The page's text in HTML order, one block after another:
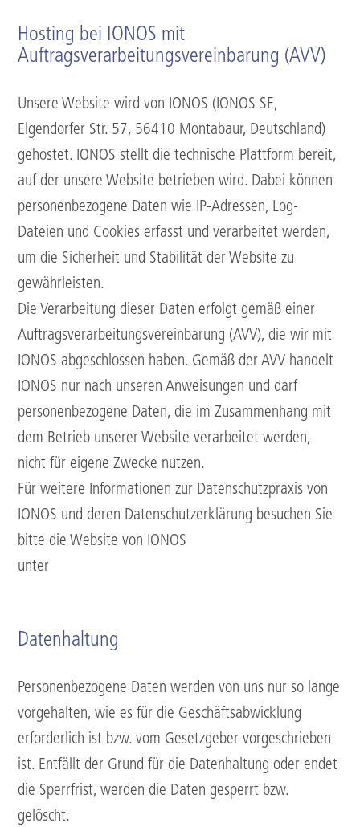
Hosting bei IONOS mit
Auftragsverarbeitungsvereinbarung (AVV)
Unsere Website wird von IONOS (IONOS SE,
Elgendorfer Str. 57, 56410 Montabaur, Deutschland)
gehostet. IONOS stellt die technische Plattform bereit,
auf der unsere Website betrieben wird. Dabei können
personenbezogene Daten wie IP-Adressen, Log-
Dateien und Cookies erfasst und verarbeitet werden,
um die Sicherheit und Stabilität der Website zu
gewährleisten.
Die Verarbeitung dieser Daten erfolgt gemäß einer
Auftragsverarbeitungsvereinbarung (AVV), die wir mit
IONOS abgeschlossen haben. Gemäß der AVV handelt
IONOS nur nach unseren Anweisungen und darf
personenbezogene Daten, die im Zusammenhang mit
dem Betrieb unserer Website verarbeitet werden,
nicht für eigene Zwecke nutzen.
Für weitere Informationen zur Datenschutzpraxis von
IONOS und deren Datenschutzerklärung besuchen Sie
bitte die Website von IONOS
unter
Datenhaltung
Personenbezogene Daten werden von uns nur so lange
vorgehalten, wie es für die Geschäftsabwicklung
erforderlich ist bzw. vom Gesetzgeber vorgeschrieben
ist. Entfällt der Grund für die Datenhaltung oder endet
die Sperrfrist, werden die Daten gesperrt bzw.
gelöscht.